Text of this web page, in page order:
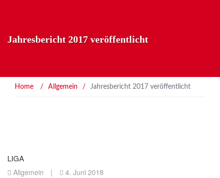
Jahresbericht 2017 veröffentlicht
Home / Allgemein / Jahresbericht 2017 veröffentlicht
LIGA
Allgemein | 4. Juni 2018